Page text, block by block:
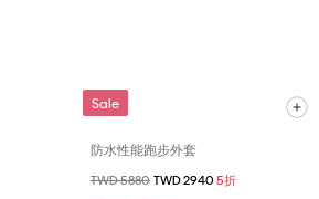
Sale
防水性能跑步外套
價格扣減從
TWD 5880 至
TWD 2940 5折